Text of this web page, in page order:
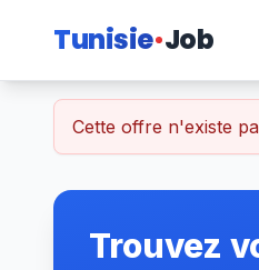
Tunisie Job
Cette offre n'existe
Trouvez